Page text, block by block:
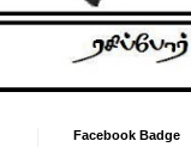
Facebook Badge